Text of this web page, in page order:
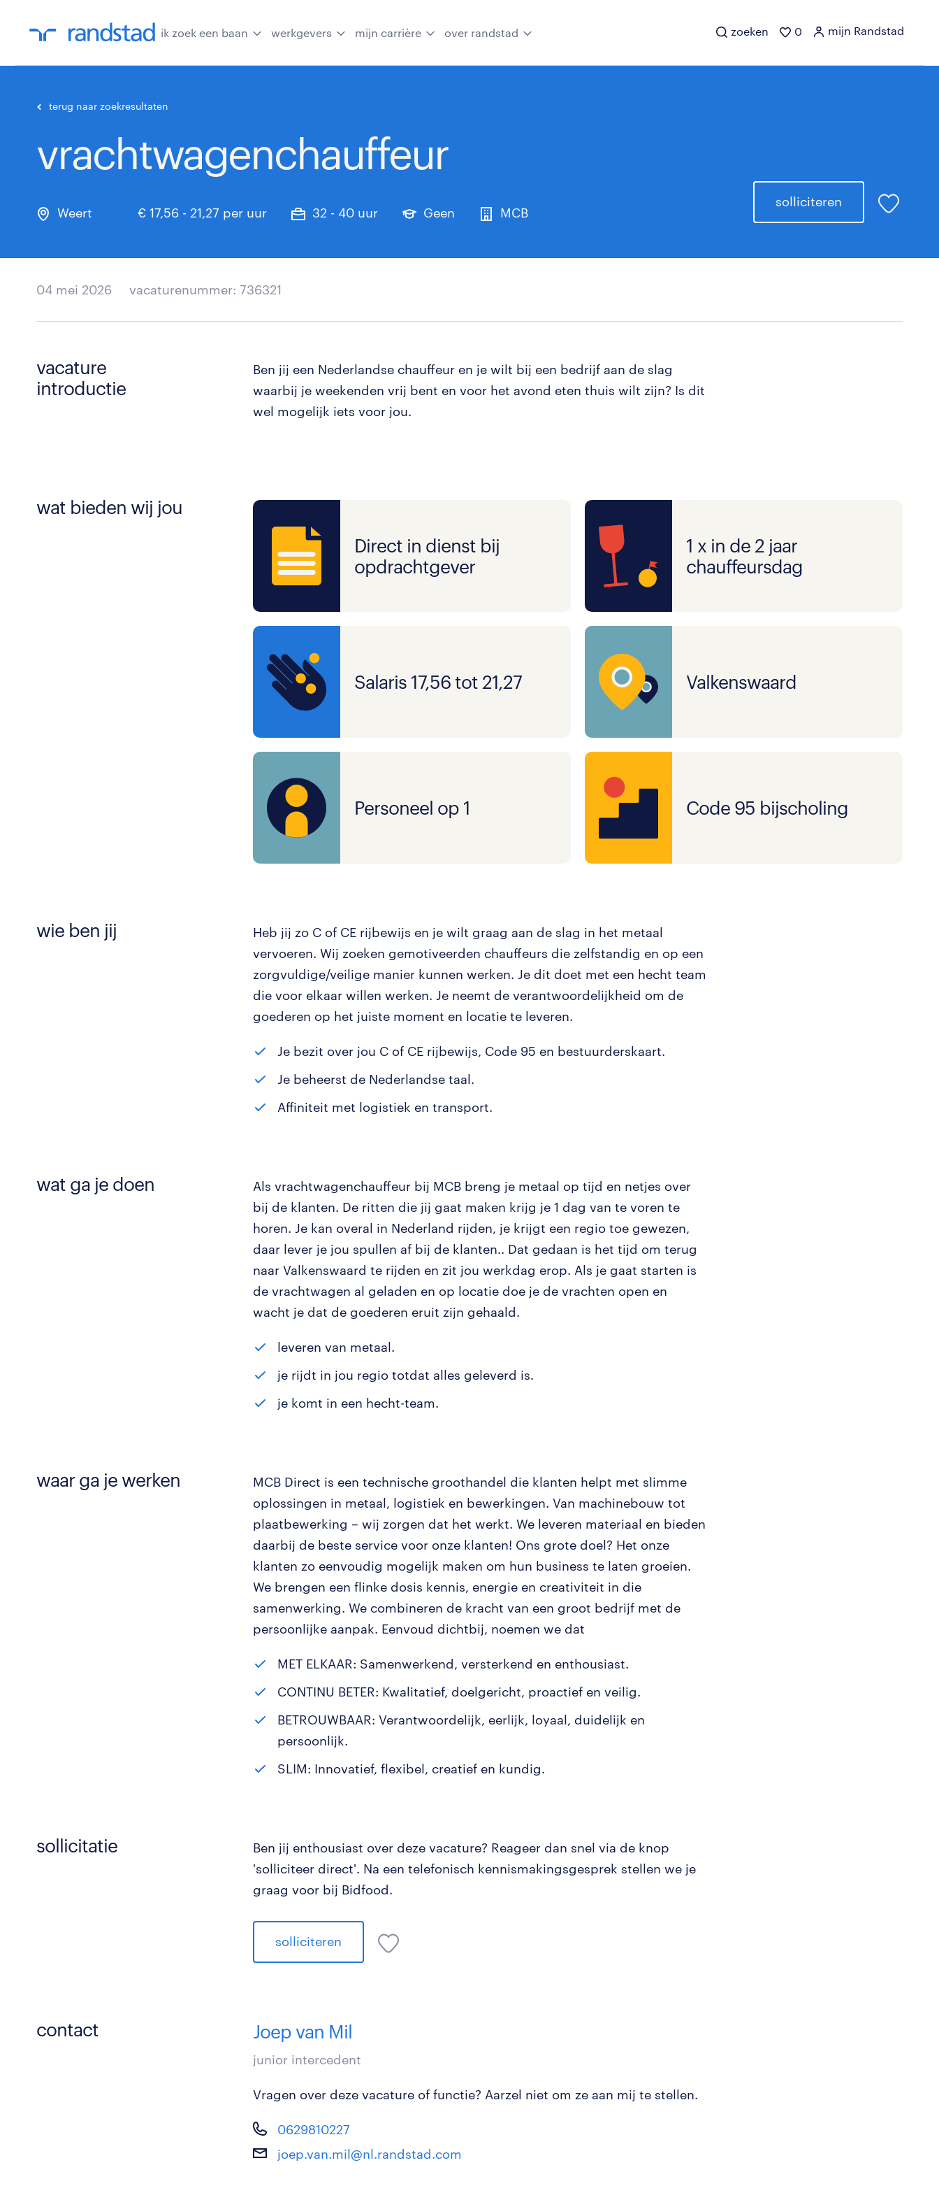
ik zoek een baan werkgevers mijn carrière over randstad zoeken 0 mijn Randstad
terug naar zoekresultaten
vrachtwagenchauffeur
Weert € 17,56 - 21,27 per uur 32 - 40 uur Geen MCB
solliciteren
04 mei 2026 vacaturenummer: 736321
vacature
introductie
Ben jij een Nederlandse chauffeur en je wilt bij een bedrijf aan de slag
waarbij je weekenden vrij bent en voor het avond eten thuis wilt zijn? Is dit
wel mogelijk iets voor jou.
wat bieden wij jou
Direct in dienst bij
opdrachtgever
1 x in de 2 jaar
chauffeursdag
Salaris 17,56 tot 21,27 Valkenswaard
Personeel op 1 Code 95 bijscholing
wie ben jij
Heb jij zo C of CE rijbewijs en je wilt graag aan de slag in het metaal
vervoeren. Wij zoeken gemotiveerden chauffeurs die zelfstandig en op een
zorgvuldige/veilige manier kunnen werken. Je dit doet met een hecht team
die voor elkaar willen werken. Je neemt de verantwoordelijkheid om de
goederen op het juiste moment en locatie te leveren.
Je bezit over jou C of CE rijbewijs, Code 95 en bestuurderskaart.
Je beheerst de Nederlandse taal.
Affiniteit met logistiek en transport.
wat ga je doen
Als vrachtwagenchauffeur bij MCB breng je metaal op tijd en netjes over
bij de klanten. De ritten die jij gaat maken krijg je 1 dag van te voren te
horen. Je kan overal in Nederland rijden, je krijgt een regio toe gewezen,
daar lever je jou spullen af bij de klanten.. Dat gedaan is het tijd om terug
naar Valkenswaard te rijden en zit jou werkdag erop. Als je gaat starten is
de vrachtwagen al geladen en op locatie doe je de vrachten open en
wacht je dat de goederen eruit zijn gehaald.
leveren van metaal.
je rijdt in jou regio totdat alles geleverd is.
je komt in een hecht-team.
waar ga je werken
MCB Direct is een technische groothandel die klanten helpt met slimme
oplossingen in metaal, logistiek en bewerkingen. Van machinebouw tot
plaatbewerking – wij zorgen dat het werkt. We leveren materiaal en bieden
daarbij de beste service voor onze klanten! Ons grote doel? Het onze
klanten zo eenvoudig mogelijk maken om hun business te laten groeien.
We brengen een flinke dosis kennis, energie en creativiteit in die
samenwerking. We combineren de kracht van een groot bedrijf met de
persoonlijke aanpak. Eenvoud dichtbij, noemen we dat
MET ELKAAR: Samenwerkend, versterkend en enthousiast.
CONTINU BETER: Kwalitatief, doelgericht, proactief en veilig.
BETROUWBAAR: Verantwoordelijk, eerlijk, loyaal, duidelijk en
persoonlijk.
SLIM: Innovatief, flexibel, creatief en kundig.
sollicitatie
Ben jij enthousiast over deze vacature? Reageer dan snel via de knop
'solliciteer direct'. Na een telefonisch kennismakingsgesprek stellen we je
graag voor bij Bidfood.
solliciteren
contact Joep van Mil
junior intercedent
Vragen over deze vacature of functie? Aarzel niet om ze aan mij te stellen.
0629810227
joep.van.mil@nl.randstad.com